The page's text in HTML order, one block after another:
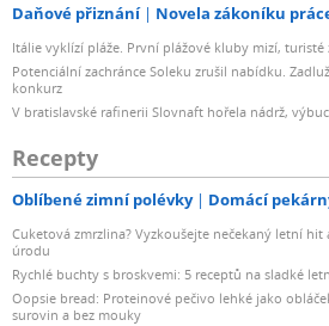
Daňové přiznání Novela zákoníku
Itálie vyklízí pláže. První plážové kluby mizí,
Potenciální zachránce Soleku zrušil nabídku.
konkurz
V bratislavské rafinerii Slovnaft hořela nádrž,
Recepty
Oblíbené zimní polévky Domácí
Cuketová zmrzlina? Vyzkoušejte nečekaný letní
úrodu
Rychlé buchty s broskvemi: 5 receptů na sladké
Oopsie bread: Proteinové pečivo lehké jako
surovin a bez mouky